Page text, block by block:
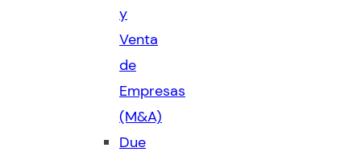
y
Venta
de
Empresas
(M&A)
Due